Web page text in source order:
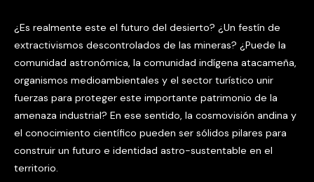
¿Es realmente este el futuro del desierto? ¿Un festín de
extractivismos descontrolados de las mineras? ¿Puede la
comunidad astronómica, la comunidad indígena atacameña,
organismos medioambientales y el sector turístico unir
fuerzas para proteger este importante patrimonio de la
amenaza industrial? En ese sentido, la cosmovisión andina y
el conocimiento científico pueden ser sólidos pilares para
construir un futuro e identidad astro-sustentable en el
territorio.